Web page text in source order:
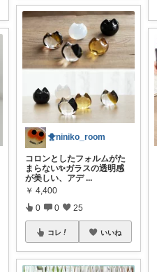
🐥niniko_room
コロンとしたフォルムがた
まらない✨ガラスの透明感
が美しい、アデ ...
￥ 4,400
0 0 25
コレ いいね